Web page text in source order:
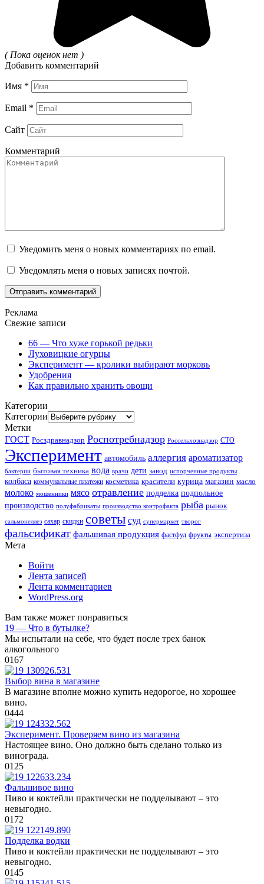
( Пока оценок нет )
Добавить комментарий
Имя *
Email *
Сайт
Комментарий
Уведомить меня о новых комментариях по email.
Уведомлять меня о новых записях почтой.
Реклама
Свежие записи
66 — Что хуже горькой редьки
Луховицкие огурцы
Эксперимент — кролики выбирают морковь
Удобрения
Как правильно хранить овощи
Категории
Категории
Метки
ГОСТ Росздравнадзор Роспотребнадзор Россельхознадзор СТО
Эксперимент автомобиль аллергия ароматизатор
бактерии бытовая техника вода врачи дети завод испорченные продукты
колбаса коммунальные платежи косметика красители курица магазин масло
молоко мошенники мясо отравление подделка подпольное
производство полуфабрикаты производство контрофакта рыба рынок
сальмонеллез сахар скидки советы суд супермаркет творог
фальсификат фальшивая продукция фастфуд фрукты экспертиза
Мета
Войти
Лента записей
Лента комментариев
WordPress.org
Вам также может понравиться
19 — Что в бутылке?
Мы испытали на себе, что будет после трех банок
алкогольного
0167
Выбор вина в магазине
В магазине вполне можно купить недорогое, но хорошее
вино.
0444
Эксперимент. Проверяем вино из магазина
Настоящее вино. Оно должно быть сделано только из
винограда.
0125
Фальшивое вино
Пиво и коктейли практически не подделывают – это
невыгодно.
0172
Подделка водки
Пиво и коктейли практически не подделывают – это
невыгодно.
0145